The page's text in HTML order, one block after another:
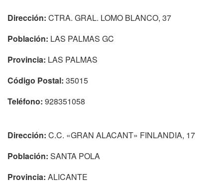
Dirección: CTRA. GRAL. LOMO BLANCO, 37
Población: LAS PALMAS GC
Provincia: LAS PALMAS
Código Postal: 35015
Teléfono: 928351058
Dirección: C.C. «GRAN ALACANT» FINLANDIA, 17
Población: SANTA POLA
Provincia: ALICANTE